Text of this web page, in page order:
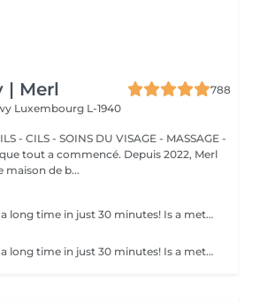
| Merl
788
Luxembourg L-1940
- CILS - SOINS DU VISAGE - MASSAGE -
maison de b...
Get smooth skin for a long time in just 30 minutes! Is a method of hair removal when your hair is pulled out with warm wax with the hair follicle. How is wax epilation done? - preparation (the beautician applies a special antiseptic lotion to the skin) - wax is applied (the wax mixture is heated to a certain temperature, after which it is applied to the skin using a wooden stick) - depilation (after the wax hardens the beautician removes the wax strips with hair using sharp movements) - wax residue are removed (wax residues are cleaned off and aloe vera cream is applied) Age restrictions: recommended to do from 14 years. Post procedure recommendations: recommended to do not take hot bath, do not visit sauna, do not swim in the pool for 12 hours after the procedure - it can cause irritation. Frequency: once in 4 weeks.
Get smooth skin for a long time in just 30 minutes! Is a method of hair removal when your hair is pulled out with warm wax with the hair follicle. How is wax epilation done? - preparation (the beautician applies a special antiseptic lotion to the skin) - wax is applied (the wax mixture is heated to a certain temperature, after which it is applied to the skin using a wooden stick) - depilation (after the wax hardens the beautician removes the wax strips with hair using sharp movements) - wax residue are removed (wax residues are cleaned off and aloe vera cream is applied) Age restrictions: recommended to do from 14 years. Post procedure recommendations: recommended to do not take hot bath, do not visit sauna, do not swim in the pool for 12 hours after the procedure - it can cause irritation. Frequency: once in 4 weeks.